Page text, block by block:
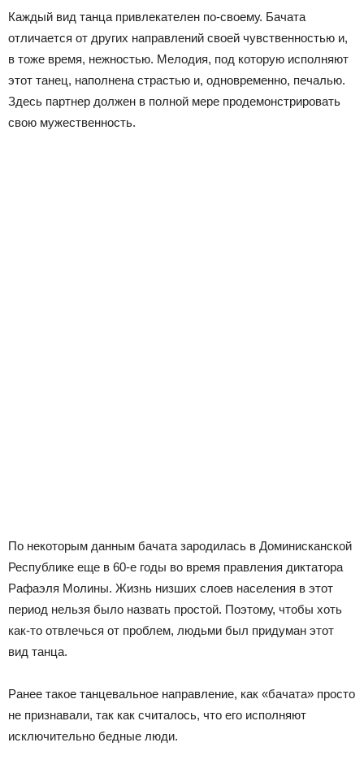
Каждый вид танца привлекателен по-своему. Бачата
отличается от других направлений своей чувственностью и,
в тоже время, нежностью. Мелодия, под которую исполняют
этот танец, наполнена страстью и, одновременно, печалью.
Здесь партнер должен в полной мере продемонстрировать
свою мужественность.
По некоторым данным бачата зародилась в Доминисканской
Республике еще в 60-е годы во время правления диктатора
Рафаэля Молины. Жизнь низших слоев населения в этот
период нельзя было назвать простой. Поэтому, чтобы хоть
как-то отвлечься от проблем, людьми был придуман этот
вид танца.
Ранее такое танцевальное направление, как «бачата» просто
не признавали, так как считалось, что его исполняют
исключительно бедные люди.